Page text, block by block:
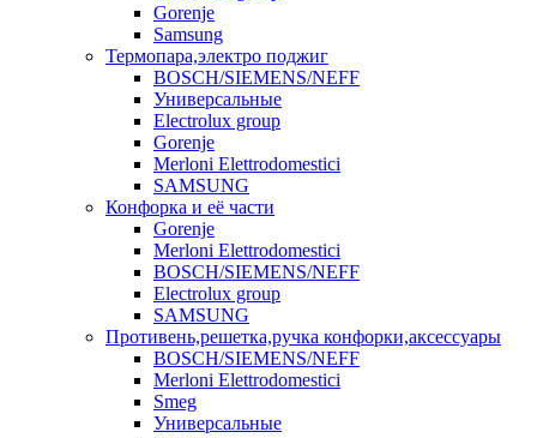
Gorenje
Samsung
Термопара,электро поджиг
BOSCH/SIEMENS/NEFF
Универсальные
Electrolux group
Gorenje
Merloni Elettrodomestici
SAMSUNG
Конфорка и её части
Gorenje
Merloni Elettrodomestici
BOSCH/SIEMENS/NEFF
Electrolux group
SAMSUNG
Противень,решетка,ручка конфорки,аксессуары
BOSCH/SIEMENS/NEFF
Merloni Elettrodomestici
Smeg
Универсальные